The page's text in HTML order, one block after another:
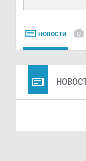
НОВОСТИ